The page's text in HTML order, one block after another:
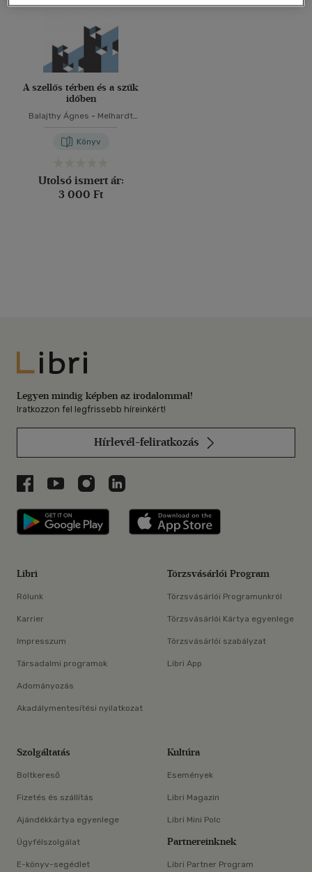
Alkalmaz
A szellős térben és a szűk
időben
Balajthy Ágnes - Melhardt
Szabolcs
Könyv
Utolsó ismert ár:
3 000 Ft
Libri
Legyen mindig képben az irodalommal!
Iratkozzon fel legfrissebb híreinkért!
Hírlevél-feliratkozás
Libri a Facebookon
Libri a Youtube-on
Libri az Instagramon
Libri a LinkedInen
Libri applikáció Szerezd meg: Google
Libri
Rólunk
Karrier
Impresszum
Társadalmi programok
Adományozás
Akadálymentesítési nyilatkozat
Törzsvásárlói Program
Törzsvásárlói Programunkról
Törzsvásárlói Kártya egyenlege
Törzsvásárlói szabályzat
Libri App
Szolgáltatás
Boltkereső
Fizetés és szállítás
Ajándékkártya egyenlege
Ügyfélszolgálat
E-könyv-segédlet
Kultúra
Események
Libri Magazin
Libri Mini Polc
Partnereinknek
Libri Partner Program